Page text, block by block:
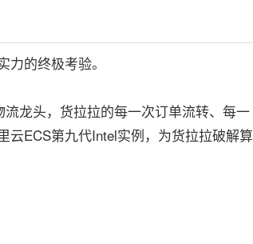
的终极考验。
龙头，货拉拉的每一次订单流转、每一
云ECS第九代Intel实例，为货拉拉破解算